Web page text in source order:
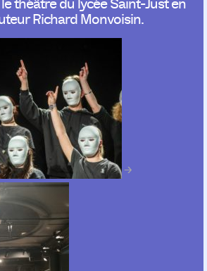
théâtre du lycée Saint-Just en
Richard Monvoisin.